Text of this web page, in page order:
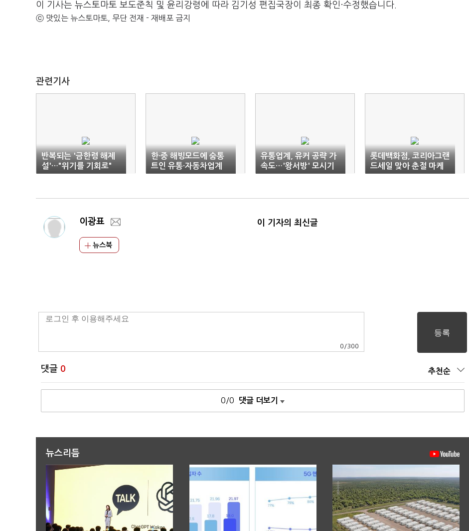
이 기사는 뉴스토마토 보도준칙 및 윤리강령에 따라 김기성 편집국장이 최종 확인·수정했습니다.
ⓒ 맛있는 뉴스토마토, 무단 전재 - 재배포 금지
관련기사
반복되는 '금한령 해제
설'…"위기를 기회로"
한·중 해빙모드에 숨통
트인 유통·자동차업계
"내년초 본격적인 봄날
유통업계, 유커 공략 가
속도…'왕서방' 모시기
경쟁
롯데백화점, 코리아그랜
드세일 맞아 춘절 마케
팅 전개
이광표
뉴스북
이 기자의 최신글
0 /300
댓글 0 추천순
0/0 댓글 더보기
뉴스리듬